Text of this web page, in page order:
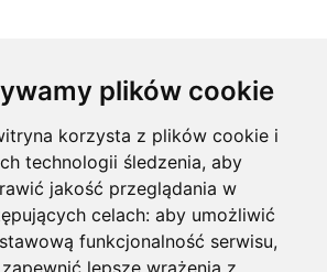
plików cookie
korzysta z plików cookie i
technologii śledzenia, aby
jakość przeglądania w
celach: aby umożliwić
funkcjonalność serwisu,
lepsze wrażenia z
POMOC
Showroom
Kontakt